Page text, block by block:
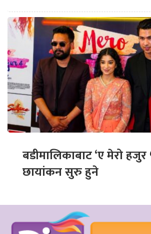
बडीमालिकाबाट ‘ए मेरो हजुर
छायांकन सुरु हुने